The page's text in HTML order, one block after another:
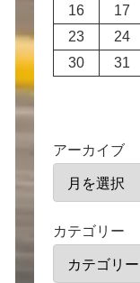
16
17
23
24
30
31
アーカイブ
カテゴリー